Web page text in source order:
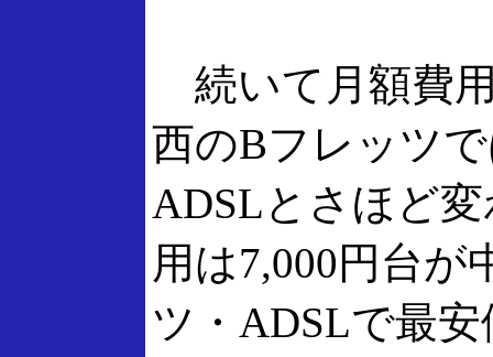
続いて月額費
西のBフレッツ
ADSLとさほど
用は7,000円台
ツ・ADSLで最